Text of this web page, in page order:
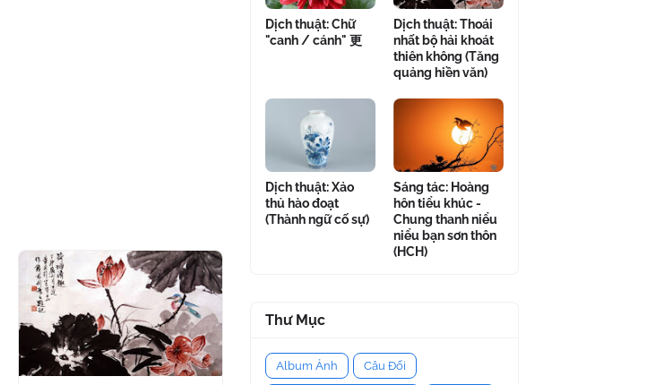
Dịch thuật: Chữ
"canh / cánh" 更
Dịch thuật: Thoái
nhất bộ hải khoát
thiên không (Tăng
quảng hiền văn)
Dịch thuật: Xảo
thủ hào đoạt
(Thành ngữ cố sự)
Sáng tác: Hoàng
hôn tiểu khúc -
Chung thanh niểu
niểu bạn sơn thôn
(HCH)
Thư Mục
Album Ảnh Câu Đối